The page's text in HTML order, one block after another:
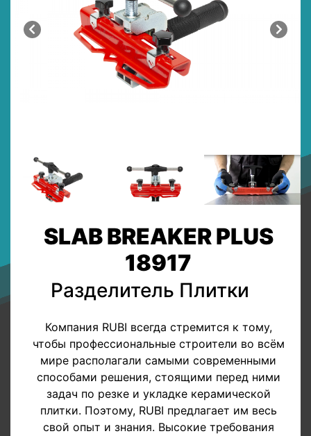
SLAB BREAKER PLUS
18917
Разделитель Плитки
Компания RUBI всегда стремится к тому,
чтобы профессиональные строители во всём
мире располагали самыми современными
способами решения, стоящими перед ними
задач по резке и укладке керамической
плитки. Поэтому, RUBI предлагает им весь
свой опыт и знания. Высокие требования